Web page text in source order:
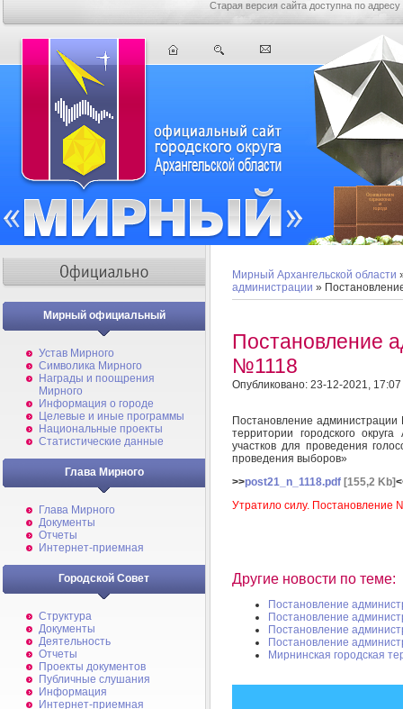
Старая версия сайта доступна по адресу
Мирный официальный
Устав Мирного
Символика Мирного
Награды и поощрения
Мирного
Информация о городе
Целевые и иные программы
Национальные проекты
Статистические данные
Глава Мирного
Глава Мирного
Документы
Отчеты
Интернет-приемная
Городской Совет
Структура
Документы
Деятельность
Отчеты
Проекты документов
Публичные слушания
Информация
Интернет-приемная
Мирный Архангельской области
администрации »
Постановление
№1118
Опубликовано: 23-12-2021, 17:07
Постановление
территории городского
участков для проведения
проведения выборов»
>>post21_n_1118.pdf [155,2 Kb]
Утратило силу. Постановление
Другие новости по теме:
Постановление
Постановление
Постановление
Постановление
Мирнинская городская